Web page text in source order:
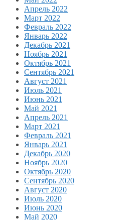
Апрель 2022
Март 2022
Февраль 2022
Январь 2022
Декабрь 2021
Ноябрь 2021
Октябрь 2021
Сентябрь 2021
Август 2021
Июль 2021
Июнь 2021
Май 2021
Апрель 2021
Март 2021
Февраль 2021
Январь 2021
Декабрь 2020
Ноябрь 2020
Октябрь 2020
Сентябрь 2020
Август 2020
Июль 2020
Июнь 2020
Май 2020